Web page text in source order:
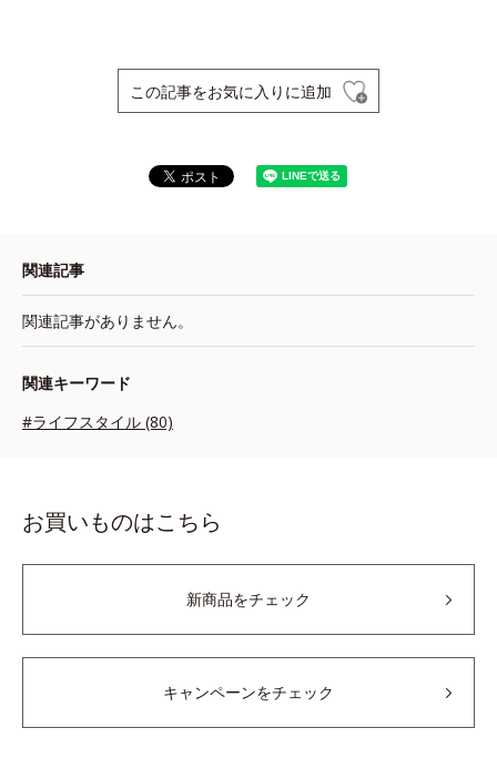
この記事をお気に入りに追加
関連記事
関連記事がありません。
関連キーワード
#ライフスタイル (80)
お買いものはこちら
新商品をチェック
キャンペーンをチェック